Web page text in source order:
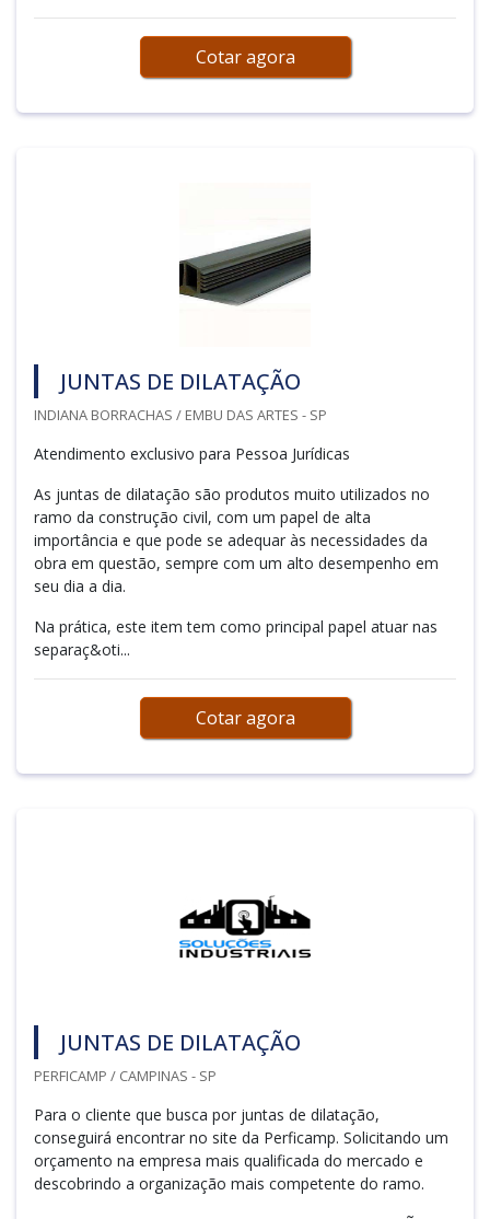
Cotar agora
JUNTAS DE DILATAÇÃO
INDIANA BORRACHAS / EMBU DAS ARTES - SP
Atendimento exclusivo para Pessoa Jurídicas
As juntas de dilatação são produtos muito utilizados no
ramo da construção civil, com um papel de alta
importância e que pode se adequar às necessidades da
obra em questão, sempre com um alto desempenho em
seu dia a dia.
Na prática, este item tem como principal papel atuar nas
separaç&oti...
Cotar agora
JUNTAS DE DILATAÇÃO
PERFICAMP / CAMPINAS - SP
Para o cliente que busca por juntas de dilatação,
conseguirá encontrar no site da Perficamp. Solicitando um
orçamento na empresa mais qualificada do mercado e
descobrindo a organização mais competente do ramo.